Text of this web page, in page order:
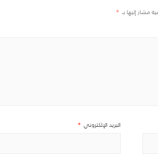
مشار إليها بـ *
البريد الإلكتروني *